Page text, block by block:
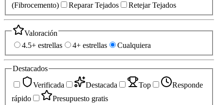
(Fibrocemento)
Reparar Tejados Retejar Tejados
Valoración
4.5+ estrellas
4+ estrellas Cualquiera
Destacados
Verificada
Destacada Top
Responde
rápido
Presupuesto gratis